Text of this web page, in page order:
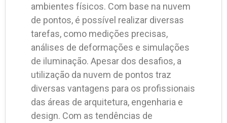
ambientes físicos. Com base na nuvem
de pontos, é possível realizar diversas
tarefas, como medições precisas,
análises de deformações e simulações
de iluminação. Apesar dos desafios, a
utilização da nuvem de pontos traz
diversas vantagens para os profissionais
das áreas de arquitetura, engenharia e
design. Com as tendências de